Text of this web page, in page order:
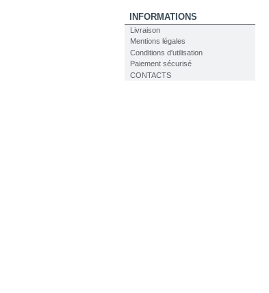
INFORMATIONS
Livraison
Mentions légales
Conditions d'utilisation
Paiement sécurisé
CONTACTS